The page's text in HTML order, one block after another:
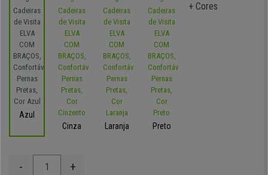
Azul
Cinza
Laranja Preto
+ Cores
- +